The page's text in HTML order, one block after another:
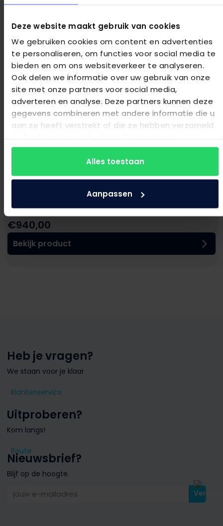
Deze website maakt gebruik van cookies
We gebruiken cookies om content en advertenties
te personaliseren, om functies voor social media te
bieden en om ons websiteverkeer te analyseren.
Ook delen we informatie over uw gebruik van onze
site met onze partners voor social media,
adverteren en analyse. Deze partners kunnen deze
gegevens combineren met andere informatie die u
aan ze heeft verstrekt of die ze hebben verzameld
Alles toestaan
Aanpassen
Auping spiraalbodem 3-motorig Smartbase
€1.990,00
Bekijk product
Swissflex lattenbodem Uni 14 Vlak
€940,00
Bekijk product
Heb je vragen?
We staan voor je klaar
Klantenservice
Uitproberen?
Kom langs!
Route
Nieuwsbrief?
Blijf op de hoogte.
jouw e-mailadres